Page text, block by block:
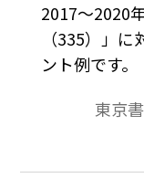
2017～2020
（335）」
ント例です。
東京